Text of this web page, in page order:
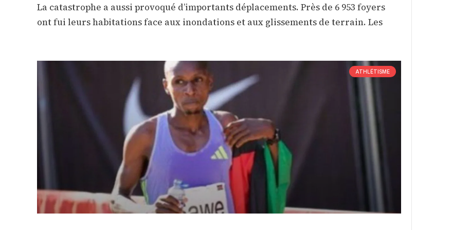
La catastrophe a aussi provoqué d’importants déplacements. Près de 6 953 foyers
ont fui leurs habitations face aux inondations et aux glissements de terrain. Les
ATHLÉTISME